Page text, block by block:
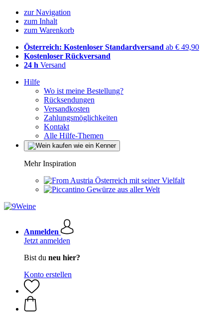
zur Navigation
zum Inhalt
zum Warenkorb
Österreich: Kostenloser Standardversand ab € 49,90
Kostenloser Rückversand
24 h Versand
Hilfe
Wo ist meine Bestellung?
Rücksendungen
Versandkosten
Zahlungsmöglichkeiten
Kontakt
Alle Hilfe-Themen
Mehr Inspiration
Österreich mit seiner Vielfalt
Gewürze aus aller Welt
Anmelden
Jetzt anmelden
Bist du neu hier?
Konto erstellen